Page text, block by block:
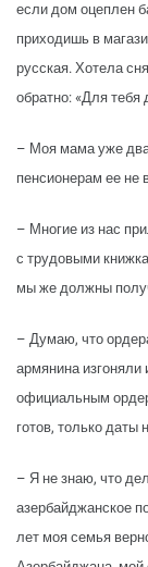
если дом оцеплен
приходишь в
русская. Хотела
обратно: «Для тебя
– Моя мама уже
пенсионерам ее не
– Многие из нас
с трудовыми
мы же должны
– Думаю, что
армянина изгоняли
официальным
готов, только даты
– Я не знаю, что
азербайджанское
лет моя семья